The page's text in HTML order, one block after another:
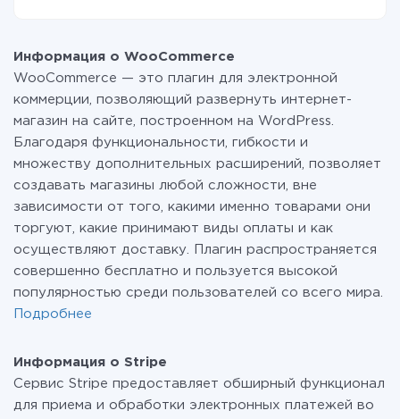
перейти на платный, при необходимости. Подробнее
отарифах.
Информация о WooCommerce
WooCommerce — это плагин для электронной
коммерции, позволяющий развернуть интернет-
магазин на сайте, построенном на WordPress.
Благодаря функциональности, гибкости и
множеству дополнительных расширений, позволяет
создавать магазины любой сложности, вне
зависимости от того, какими именно товарами они
торгуют, какие принимают виды оплаты и как
осуществляют доставку. Плагин распространяется
совершенно бесплатно и пользуется высокой
популярностью среди пользователей со всего мира.
Подробнее
Информация о Stripe
Сервис Stripe предоставляет обширный функционал
для приема и обработки электронных платежей во